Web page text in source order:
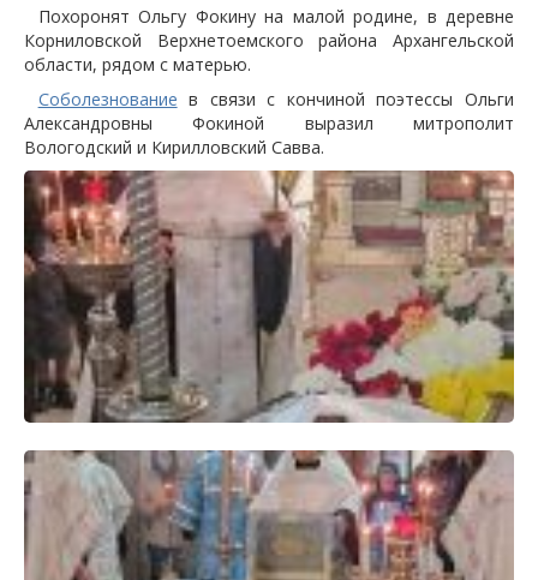
Похоронят Ольгу Фокину на малой родине, в деревне
Корниловской Верхнетоемского района Архангельской
области, рядом с матерью.
Соболезнование в связи с кончиной поэтессы Ольги
Александровны Фокиной выразил митрополит
Вологодский и Кирилловский Савва.